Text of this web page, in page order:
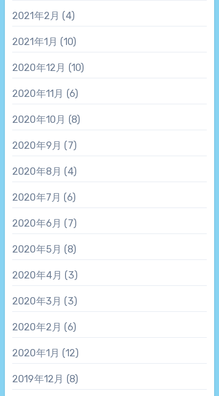
2021年2月 (4)
2021年1月 (10)
2020年12月 (10)
2020年11月 (6)
2020年10月 (8)
2020年9月 (7)
2020年8月 (4)
2020年7月 (6)
2020年6月 (7)
2020年5月 (8)
2020年4月 (3)
2020年3月 (3)
2020年2月 (6)
2020年1月 (12)
2019年12月 (8)